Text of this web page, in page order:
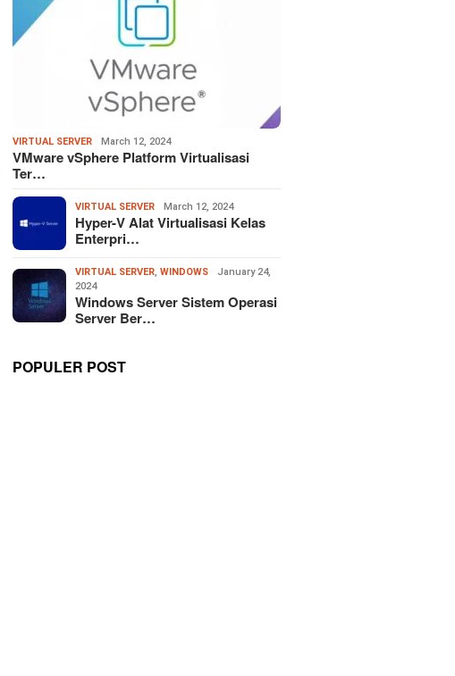
VIRTUAL SERVER March 12, 2024
VMware vSphere Platform Virtualisasi
Ter…
VIRTUAL SERVER March 12, 2024
Hyper-V Alat Virtualisasi Kelas
Enterpri…
VIRTUAL SERVER,WINDOWS
January 24,
2024
Windows Server Sistem Operasi
Server Ber…
POPULER POST